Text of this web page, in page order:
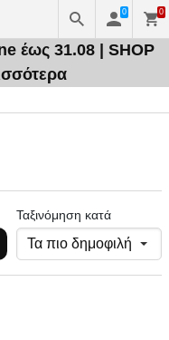
0 0
έως 31.08 | SHOP
Ταξινόμηση κατά